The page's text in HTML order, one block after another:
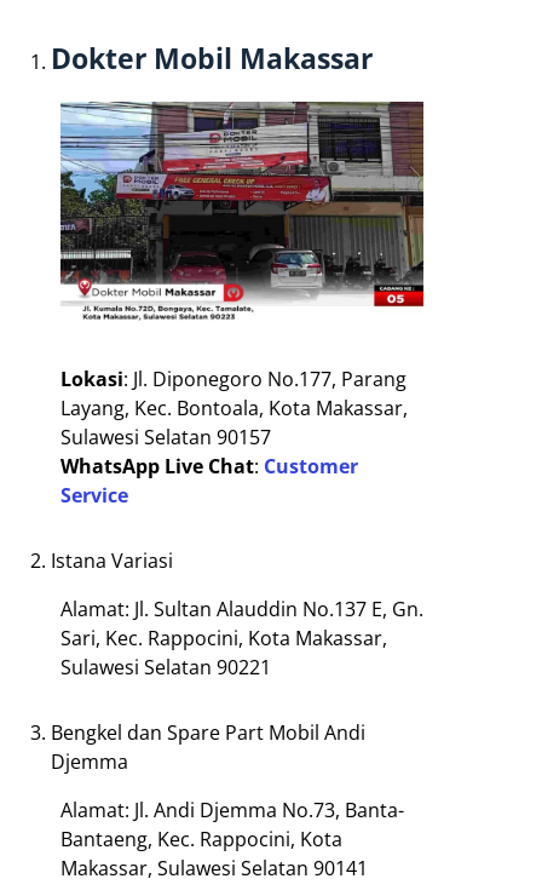
Dokter Mobil Makassar
Lokasi: Jl. Diponegoro No.177, Parang
Layang, Kec. Bontoala, Kota Makassar,
Sulawesi Selatan 90157
WhatsApp Live Chat: Customer
Service
Istana Variasi
Alamat: Jl. Sultan Alauddin No.137 E, Gn.
Sari, Kec. Rappocini, Kota Makassar,
Sulawesi Selatan 90221
Bengkel dan Spare Part Mobil Andi
Djemma
Alamat: Jl. Andi Djemma No.73, Banta-
Bantaeng, Kec. Rappocini, Kota
Makassar, Sulawesi Selatan 90141